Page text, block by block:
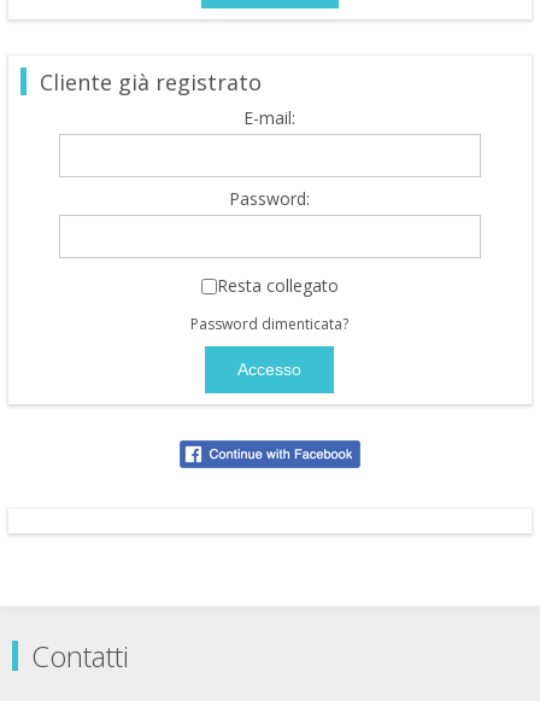
Cliente già registrato
E-mail:
Password:
Resta collegato
Password dimenticata?
Contatti